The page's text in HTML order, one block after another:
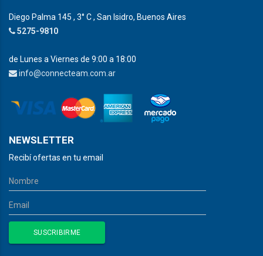
Diego Palma 145 , 3° C , San Isidro, Buenos Aires
5275-9810
de Lunes a Viernes de 9:00 a 18:00
info@connecteam.com.ar
NEWSLETTER
Recibí ofertas en tu email